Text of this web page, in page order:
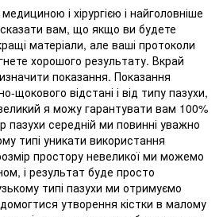
і хірургією і найголовніше
вам, що якщо ви будете
матеріали, але ваші протоколи
хорошого результату. Вкрай
показання. Показання
щокового відстані і від типу пазухи,
я можу гарантувати вам 100%
пазухи середній ми повинні уважно
типі уникати використання
простору невеликої ми можемо
і результат буде просто
типі пазухи ми отримуємо
утворення кістки в малому